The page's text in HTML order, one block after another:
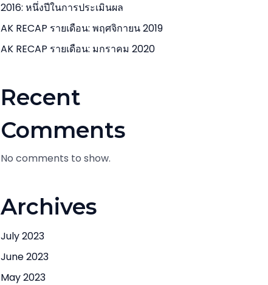
2016: หนึ่งปีในการประเมินผล
AK RECAP รายเดือน: พฤศจิกายน 2019
AK RECAP รายเดือน: มกราคม 2020
Recent
Comments
No comments to show.
Archives
July 2023
June 2023
May 2023